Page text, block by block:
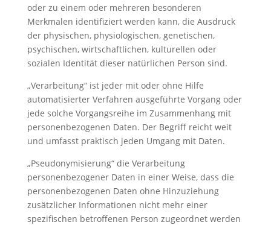
oder zu einem oder mehreren besonderen
Merkmalen identifiziert werden kann, die Ausdruck
der physischen, physiologischen, genetischen,
psychischen, wirtschaftlichen, kulturellen oder
sozialen Identität dieser natürlichen Person sind.
„Verarbeitung“ ist jeder mit oder ohne Hilfe
automatisierter Verfahren ausgeführte Vorgang oder
jede solche Vorgangsreihe im Zusammenhang mit
personenbezogenen Daten. Der Begriff reicht weit
und umfasst praktisch jeden Umgang mit Daten.
„Pseudonymisierung“ die Verarbeitung
personenbezogener Daten in einer Weise, dass die
personenbezogenen Daten ohne Hinzuziehung
zusätzlicher Informationen nicht mehr einer
spezifischen betroffenen Person zugeordnet werden